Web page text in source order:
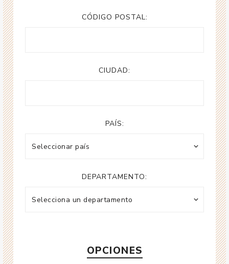
CÓDIGO POSTAL:
CIUDAD:
PAÍS:
DEPARTAMENTO:
OPCIONES